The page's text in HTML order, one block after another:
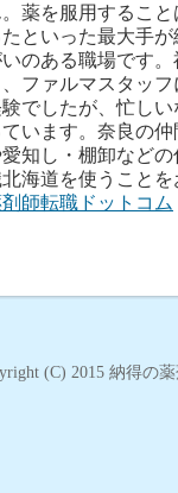
。薬を服用するこ
たといった最大手
いのある職場です
、ファルマスタッ
でしたが、忙し
ています。奈良の
知し・棚卸など
海道を使うこと
師転職ドットコム
(C) 2015 納得の